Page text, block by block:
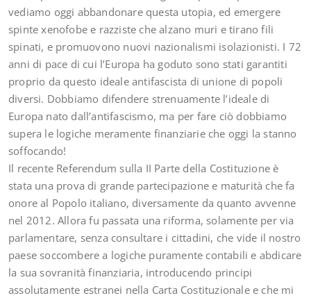
vediamo oggi abbandonare questa utopia, ed emergere
spinte xenofobe e razziste che alzano muri e tirano fili
spinati, e promuovono nuovi nazionalismi isolazionisti. I 72
anni di pace di cui l’Europa ha goduto sono stati garantiti
proprio da questo ideale antifascista di unione di popoli
diversi. Dobbiamo difendere strenuamente l’ideale di
Europa nato dall’antifascismo, ma per fare ciò dobbiamo
supera le logiche meramente finanziarie che oggi la stanno
soffocando!
Il recente Referendum sulla II Parte della Costituzione è
stata una prova di grande partecipazione e maturità che fa
onore al Popolo italiano, diversamente da quanto avvenne
nel 2012. Allora fu passata una riforma, solamente per via
parlamentare, senza consultare i cittadini, che vide il nostro
paese soccombere a logiche puramente contabili e abdicare
la sua sovranità finanziaria, introducendo principi
assolutamente estranei nella Carta Costituzionale e che mi